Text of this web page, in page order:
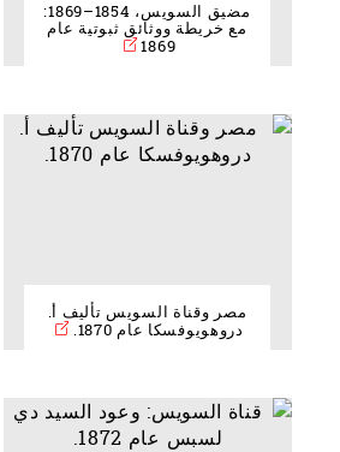
مضيق السويس، 1854–1869:
مع خريطة ووثائق ثبوتية عام
1869
مصر وقناة السويس تأليف أ.
دروهويوفسكا عام 1870.